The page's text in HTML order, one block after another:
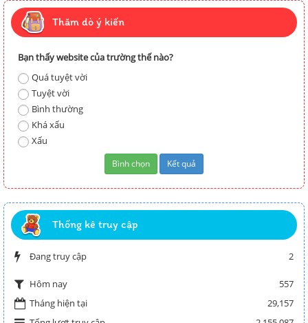
Thăm dò ý kiến
Bạn thấy website của trường thế nào?
Quá tuyệt vời
Tuyệt vời
Bình thường
Khá xấu
Xấu
Thống kê truy cập
Đang truy cập 2
Hôm nay
557
Tháng hiện tại
29,157